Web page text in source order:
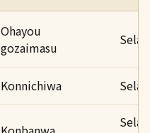
Ohayou
gozaimasu
Konnichiwa